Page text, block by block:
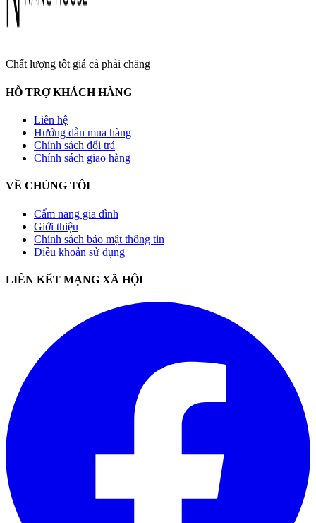
Chất lượng tốt giá cả phải chăng
HỖ TRỢ KHÁCH HÀNG
Liên hệ
Hướng dẫn mua hàng
Chính sách đổi trả
Chính sách giao hàng
VỀ CHÚNG TÔI
Cẩm nang gia đình
Giới thiệu
Chính sách bảo mật thông tin
Điều khoản sử dụng
LIÊN KẾT MẠNG XÃ HỘI